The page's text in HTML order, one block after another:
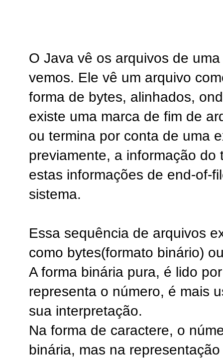
O Java vê os arquivos de
vemos. Ele vê um arquivo
forma de bytes, alinhados,
existe uma marca de fim de
ou termina por conta de uma
previamente, a informação do
estas informações de end-of-
sistema.
Essa sequência de arquivos
como bytes(formato binário)
A forma binária pura, é lido
representa o número, é mais
sua interpretação.
Na forma de caractere, o
binária, mas na